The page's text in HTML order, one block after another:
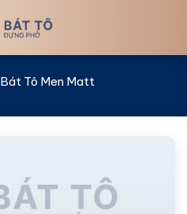
Bát Tô Men Matt